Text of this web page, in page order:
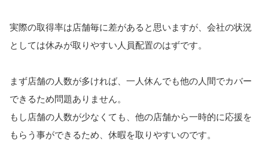
実際の取得率は店舗毎に差があると思いますが、会社の状況
としては休みが取りやすい人員配置のはずです。
まず店舗の人数が多ければ、一人休んでも他の人間でカバー
できるため問題ありません。
もし店舗の人数が少なくても、他の店舗から一時的に応援を
もらう事ができるため、休暇を取りやすいのです。